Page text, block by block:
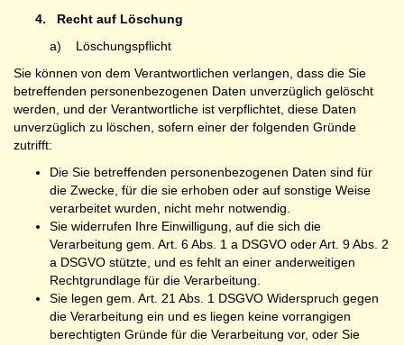
4. Recht auf Löschung
a) Löschungspflicht
Sie können von dem Verantwortlichen verlangen, dass die Sie
betreffenden personenbezogenen Daten unverzüglich gelöscht
werden, und der Verantwortliche ist verpflichtet, diese Daten
unverzüglich zu löschen, sofern einer der folgenden Gründe
zutrifft:
Die Sie betreffenden personenbezogenen Daten sind für
die Zwecke, für die sie erhoben oder auf sonstige Weise
verarbeitet wurden, nicht mehr notwendig.
Sie widerrufen Ihre Einwilligung, auf die sich die
Verarbeitung gem. Art. 6 Abs. 1 a DSGVO oder Art. 9 Abs. 2
a DSGVO stützte, und es fehlt an einer anderweitigen
Rechtgrundlage für die Verarbeitung.
Sie legen gem. Art. 21 Abs. 1 DSGVO Widerspruch gegen
die Verarbeitung ein und es liegen keine vorrangigen
berechtigten Gründe für die Verarbeitung vor, oder Sie